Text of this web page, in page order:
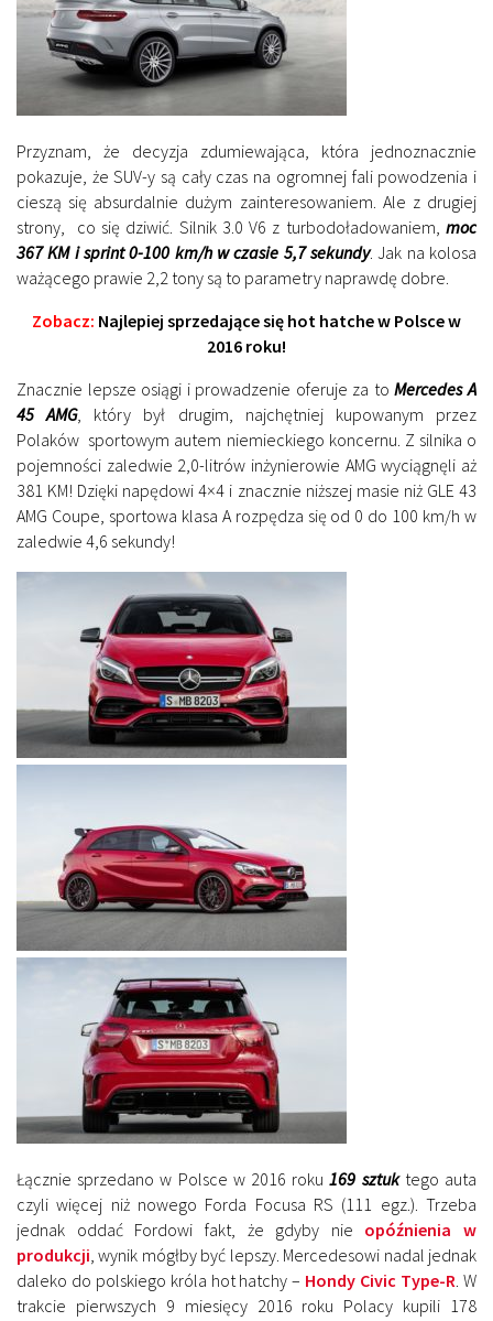
Przyznam, że decyzja zdumiewająca, która jednoznacznie
pokazuje, że SUV-y są cały czas na ogromnej fali powodzenia i
cieszą się absurdalnie dużym zainteresowaniem. Ale z drugiej
strony, co się dziwić. Silnik 3.0 V6 z turbodoładowaniem, moc
367 KM i sprint 0-100 km/h w czasie 5,7 sekundy. Jak na kolosa
ważącego prawie 2,2 tony są to parametry naprawdę dobre.
Zobacz: Najlepiej sprzedające się hot hatche w Polsce w
2016 roku!
Znacznie lepsze osiągi i prowadzenie oferuje za toMercedes A
45 AMG, który był drugim, najchętniej kupowanym przez
Polaków sportowym autem niemieckiego koncernu. Z silnika o
pojemności zaledwie 2,0-litrów inżynierowie AMG wyciągnęli aż
381 KM! Dzięki napędowi 4×4 i znacznie niższej masie niż GLE 43
AMG Coupe, sportowa klasa A rozpędza się od 0 do 100 km/h w
zaledwie 4,6 sekundy!
Łącznie sprzedano w Polsce w 2016 roku169 sztuktego auta
czyli więcej niż nowego Forda Focusa RS (111 egz.). Trzeba
jednak oddać Fordowi fakt, że gdyby nie opóźnienia w
produkcji , wynik mógłby być lepszy. Mercedesowi nadal jednak
daleko do polskiego króla hot hatchy – Hondy Civic Type-R . W
trakcie pierwszych 9 miesięcy 2016 roku Polacy kupili 178